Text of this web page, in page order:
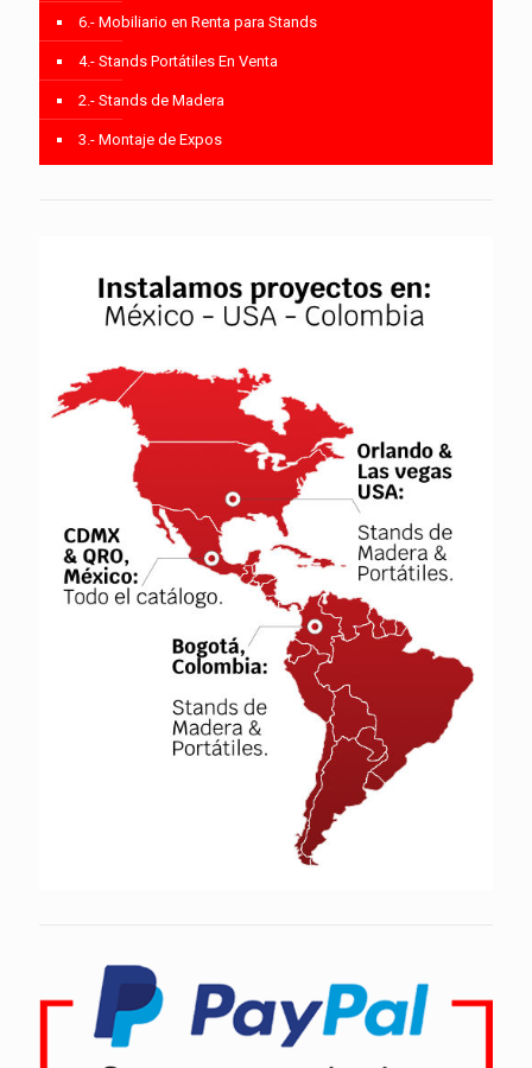
6.- Mobiliario en Renta para Stands
4.- Stands Portátiles En Venta
2.- Stands de Madera
3.- Montaje de Expos